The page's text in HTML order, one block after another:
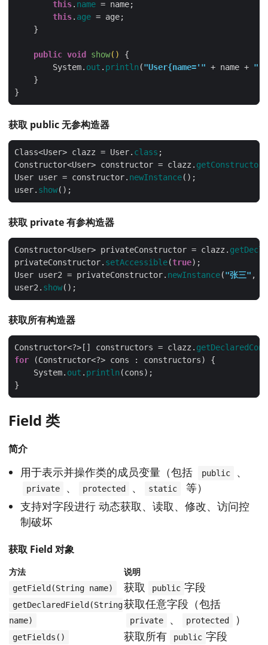
this. name
this. age
public void show()
        System.
out . println ("User{name='" + name + "',
获取 public 无参构造器
Class<User> clazz = User. class
Constructor<User> constructor = clazz. getConstructor
User user = constructor. newInstance
user. show
获取 private 有参构造器
Constructor<User> privateConstructor = clazz.
privateConstructor. setAccessible(true
User user2 = privateConstructor. newInstance("张三" ,
user2. show
获取所有构造器
Constructor<?>[] constructors = clazz.
for
    System.
out . println
Field 类
简介
用于表示并操作类的成员变量（包括 public 、
private 、 protected 、 static
等）
支持对字段进行 动态获取、读取、修改、访问控
制破坏
获取 Field 对象
方法 说明
getField(String name) 获取 public 字段
getDeclaredField(String
name)
获取任意字段（包括
private 、 protected ）
getFields() 获取所有 public 字段